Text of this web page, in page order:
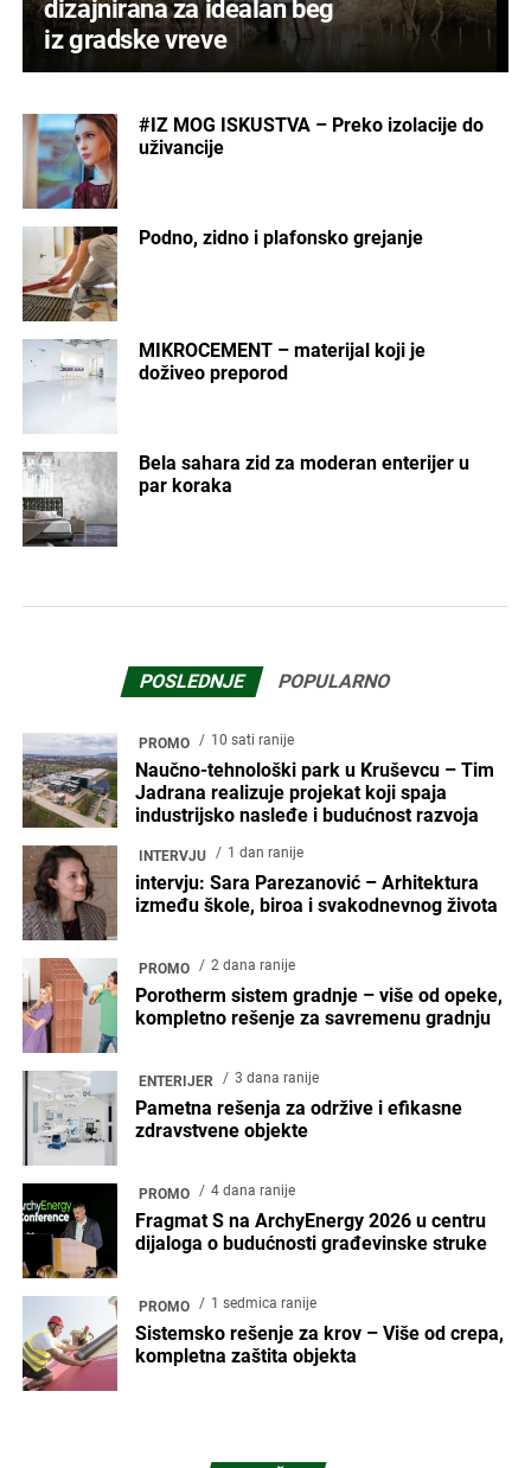
dizajnirana za idealan beg
iz gradske vreve
#IZ MOG ISKUSTVA – Preko izolacije do
uživancije
Podno, zidno i plafonsko grejanje
MIKROCEMENT – materijal koji je
doživeo preporod
Bela sahara zid za moderan enterijer u
par koraka
POSLEDNJE POPULARNO
PROMO 10 sati ranije
Naučno-tehnološki park u Kruševcu – Tim
Jadrana realizuje projekat koji spaja
industrijsko nasleđe i budućnost razvoja
INTERVJU 1 dan ranije
intervju: Sara Parezanović – Arhitektura
između škole, biroa i svakodnevnog života
PROMO 2 dana ranije
Porotherm sistem gradnje – više od opeke,
kompletno rešenje za savremenu gradnju
ENTERIJER 3 dana ranije
Pametna rešenja za održive i efikasne
zdravstvene objekte
PROMO 4 dana ranije
Fragmat S na ArchyEnergy 2026 u centru
dijaloga o budućnosti građevinske struke
PROMO 1 sedmica ranije
Sistemsko rešenje za krov – Više od crepa,
kompletna zaštita objekta